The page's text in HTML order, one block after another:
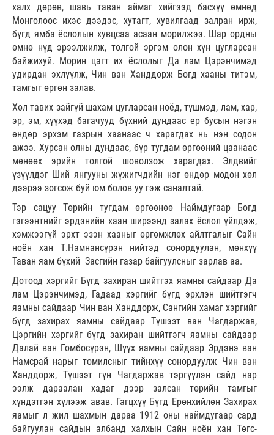
халх дөрөв, шавь таван аймаг хийгээд басхүү өмнөд
Монголоос ихэс дээдэс, хутагт, хувилгаад залран ирж,
бүгд ямба ёслолын хувцсаа асаан морилжээ. Шар ордны
өмнө нүд эрээлжилж, толгой эргэм олон хүн цугларсан
байжихуй. Морин цагт их ёслолыг Да лам Цэрэнчимэд
удирдан эхлүүлж, Чин ван Ханддорж Богд хааны титэм,
тамгыг өргөн залав.
Хөл тавих зайгүй шахам цугларсан ноёд, түшмэд, лам, хар,
эр, эм, хүүхэд багачууд бүхний дундаас ер бусын нэгэн
өндөр эрхэм газрын хаанаас ч харагдах нь нэн содон
ажээ. Хурсан олны дундаас, бүр тугдам өргөөний цаанаас
мөнөөх эрийн толгой шоволзож харагдах. Элдвийг
үзүүлдэг Ший янгууны жүжигчдийн нэг өндөр модон хөл
дээрээ зогсож буй юм болов уу гэж саналтай.
Тэр сацуу Төрийн тугдам өргөөнөө Наймдугаар Богд
гэгээнтнийг эрдэнийн хаан ширээнд залах ёслол үйлдэж,
хэмжээгүй эрхт эзэн хааныг өргөмжлөх айлтгалыг Сайн
ноён хан Т.Намнансүрэн нийтэд сонордуулан, мөнхүү
Таван яам бүхий Засгийн газар байгуулсныг зарлав аа.
Дотоод хэргийг Бүгд захиран шийтгэх яамны сайдаар Да
лам Цэрэнчимэд, Гадаад хэргийг бүгд эрхлэн шийтгэгч
яамны сайдаар Чин ван Ханддорж, Сангийн хамаг хэргийг
бүгд захирах яамны сайдаар Түшээт ван Чагдаржав,
Цэргийн хэргийг бүгд захиран шийтгэгч яамны сайдаар
Далай ван Гомбосүрэн, Шүүх яамны сайдаар Эрдэнэ ван
Намсрай нарыг томилсныг тийнхүү сонордуулж Чин ван
Ханддорж, Түшээт гүн Чагдаржав тэргүүлэн сайд нар
ээлж дараалан хадаг дээр залсан төрийн тамгыг
хүндэтгэн хүлээж авав. Гагцхүү Бүгд Ерөнхийлөн Захирах
яамыг л жил шахмын дараа 1912 оны наймдугаар сард
байгуулан сайдын албанд халхын Сайн ноён хан Төгс-